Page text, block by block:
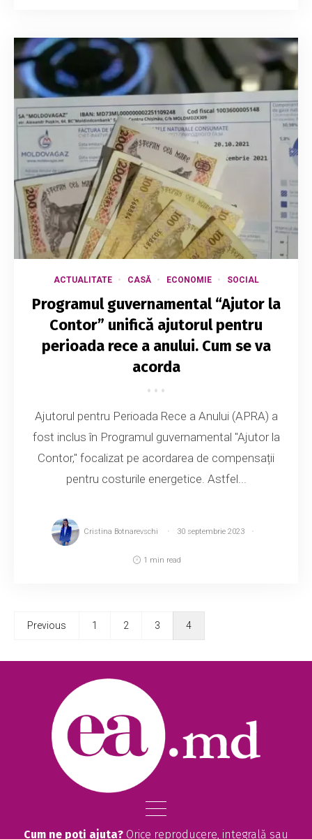
ACTUALITATE CASĂ ECONOMIE SOCIAL
Programul guvernamental “Ajutor la
Contor” unifică ajutorul pentru
perioada rece a anului. Cum se va
acorda
Ajutorul pentru Perioada Rece a Anului (APRA) a
fost inclus în Programul guvernamental "Ajutor la
Contor," focalizat pe acordarea de compensații
pentru costurile energetice. Astfel...
Cristina Botnarevschi 30 septembrie 2023
1 min read
Previous 1 2 3 4
Cum ne poți ajuta? Orice reproducere, integrală sau